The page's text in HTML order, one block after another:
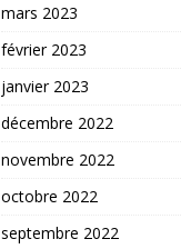
mars 2023
février 2023
janvier 2023
décembre 2022
novembre 2022
octobre 2022
septembre 2022